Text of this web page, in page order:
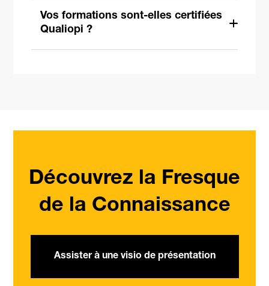
Vos formations sont-elles certifiées
Qualiopi ?
Découvrez la Fresque
de la Connaissance
Assister à une visio de présentation